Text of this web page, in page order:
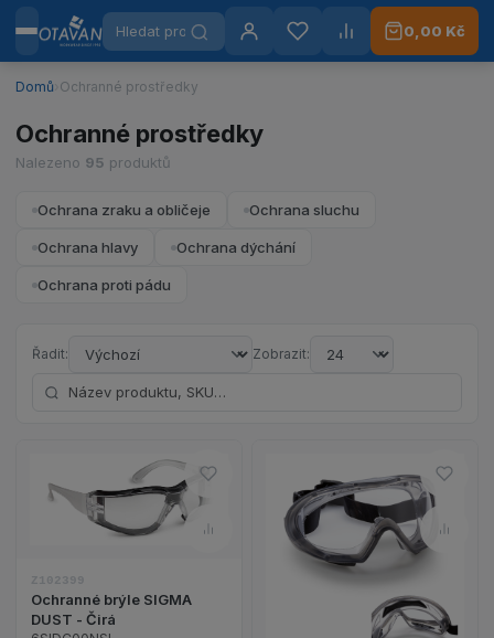
Menu
Otavan Workwear — přejít na úvodní stránku
Hledat produkty
PřihlášeníOblíbenéPorovnat
0,00 Kč
Domů Ochranné prostředky
Ochranné prostředky
Nalezeno 95 produktů
Ochrana zraku a obličeje Ochrana sluchu
Ochrana hlavy Ochrana dýchání
Ochrana proti pádu
Řadit: Zobrazit:
Hledat podle názvu nebo SKU
Do oblíbených – Ochranné
Porovnat – Ochranné brýle
Zobrazit detail produktu Ochranné brýle SIGMA
Z102399
Ochranné brýle SIGMA
DUST - Čirá
Do
Zobrazit detail